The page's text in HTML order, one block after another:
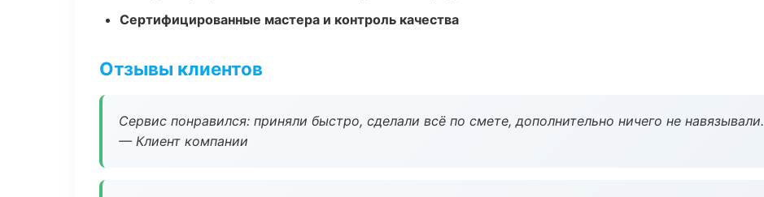
Сертифицированные мастера и контроль качества
Отзывы клиентов
Сервис понравился: приняли быстро, сделали всё по смете, дополнительно ничего не навязывали.
— Клиент компании